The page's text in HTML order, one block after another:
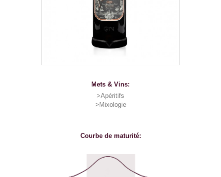
Mets & Vins:
>Apéritifs
>Mixologie
Courbe de maturité: